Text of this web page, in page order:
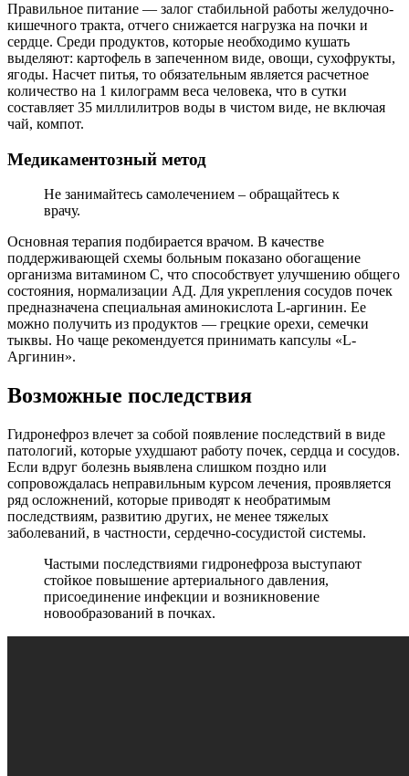
Правильное питание ― залог стабильной работы желудочно-
кишечного тракта, отчего снижается нагрузка на почки и
сердце. Среди продуктов, которые необходимо кушать
выделяют: картофель в запеченном виде, овощи, сухофрукты,
ягоды. Насчет питья, то обязательным является расчетное
количество на 1 килограмм веса человека, что в сутки
составляет 35 миллилитров воды в чистом виде, не включая
чай, компот.
Медикаментозный метод
Не занимайтесь самолечением – обращайтесь к
врачу.
Основная терапия подбирается врачом. В качестве
поддерживающей схемы больным показано обогащение
организма витамином C, что способствует улучшению общего
состояния, нормализации АД. Для укрепления сосудов почек
предназначена специальная аминокислота L-аргинин. Ее
можно получить из продуктов ― грецкие орехи, семечки
тыквы. Но чаще рекомендуется принимать капсулы «L-
Аргинин».
Возможные последствия
Гидронефроз влечет за собой появление последствий в виде
патологий, которые ухудшают работу почек, сердца и сосудов.
Если вдруг болезнь выявлена слишком поздно или
сопровождалась неправильным курсом лечения, проявляется
ряд осложнений, которые приводят к необратимым
последствиям, развитию других, не менее тяжелых
заболеваний, в частности, сердечно-сосудистой системы.
Частыми последствиями гидронефроза выступают
стойкое повышение артериального давления,
присоединение инфекции и возникновение
новообразований в почках.